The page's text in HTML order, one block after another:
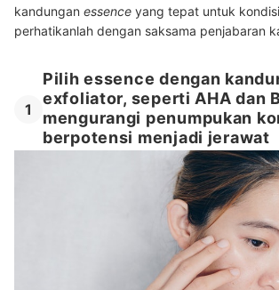
kandungan essence yang tepat untuk
perhatikanlah dengan saksama penjabaran
1
Pilih essence dengan
exfoliator, seperti AHA dan
mengurangi penumpukan
berpotensi menjadi jerawat